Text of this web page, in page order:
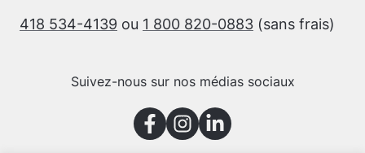
418 534-4139 ou 1 800 820-0883 (sans frais)
Suivez-nous sur nos médias sociaux